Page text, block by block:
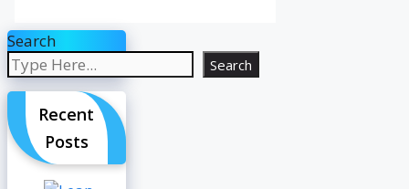
Search
Search
Recent
Posts